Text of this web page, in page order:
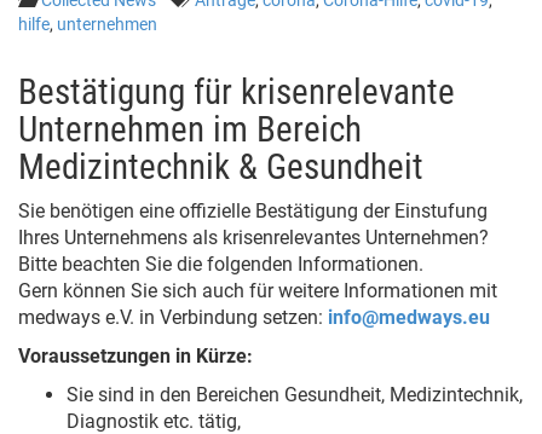
hilfe, unternehmen
Bestätigung für krisenrelevante
Unternehmen im Bereich
Medizintechnik & Gesundheit
Sie benötigen eine offizielle Bestätigung der Einstufung
Ihres Unternehmens als krisenrelevantes Unternehmen?
Bitte beachten Sie die folgenden Informationen.
Gern können Sie sich auch für weitere Informationen mit
medways e.V. in Verbindung setzen: info@medways.eu
Voraussetzungen in Kürze:
Sie sind in den Bereichen Gesundheit, Medizintechnik,
Diagnostik etc. tätig,